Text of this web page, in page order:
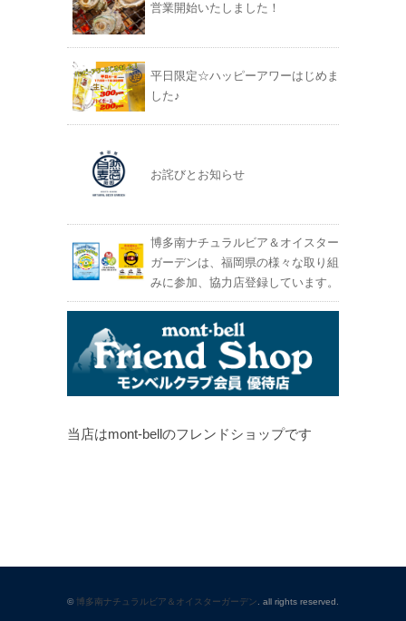
営業開始いたしました！
平日限定☆ハッピーアワーはじめま
した♪
お詫びとお知らせ
博多南ナチュラルビア＆オイスター
ガーデンは、福岡県の様々な取り組
みに参加、協力店登録しています。
当店はmont-bellのフレンドショップです
©博多南ナチュラルビア＆オイスターガーデン. all rights reserved.